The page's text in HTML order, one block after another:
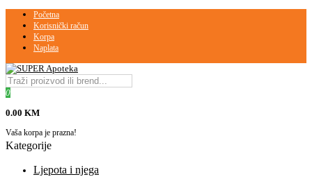
Početna
Korisnički račun
Korpa
Naplata
0
0.00 KM
Vaša korpa je prazna!
Kategorije
Ljepota i njega